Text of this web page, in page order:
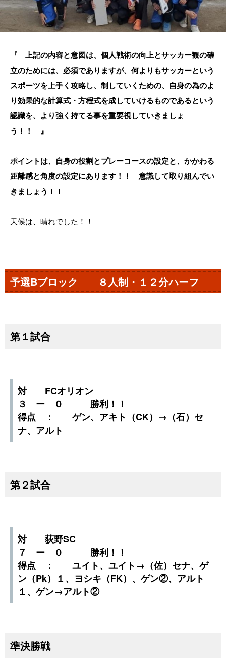
『 上記の内容と意図は、個人戦術の向上とサッカー観の確
立のためには、必須でありますが、何よりもサッカーという
スポーツを上手く攻略し、制していくための、自身の為のよ
り効果的な計算式・方程式を成していけるものであるという
認識を、より強く持てる事を重要視していきましょ
う！！ 』
ポイントは、自身の役割とプレーコースの設定と、かかわる
距離感と角度の設定にあります！！ 意識して取り組んでい
きましょう！！
天候は、晴れでした！！
予選Bブロック ８人制・１２分ハーフ
第１試合
対 FCオリオン
３ ー ０ 勝利！！
得点 ： ゲン、アキト（CK）→（石）セ
ナ、アルト
第２試合
対 荻野SC
７ ー ０ 勝利！！
得点 ： ユイト、ユイト→（佐）セナ、ゲ
ン（Pk）１、ヨシキ（FK）、ゲン②、アルト
１、ゲン→アルト②
準決勝戦